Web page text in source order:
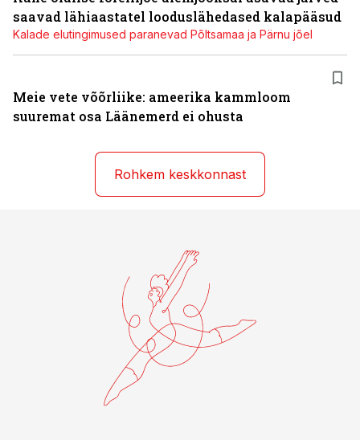
saavad lähiaastatel looduslähedased kalapääsud
Kalade elutingimused paranevad Põltsamaa ja Pärnu jõel
Meie vete võõrliike: ameerika kammloom
suuremat osa Läänemerd ei ohusta
Rohkem keskkonnast